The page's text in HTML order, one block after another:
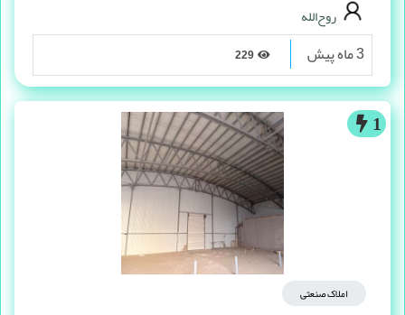
روح‌الله
3 ماه پیش
1
املاک صنعتی